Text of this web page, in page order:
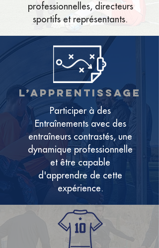
professionnelles, directeurs
sportifs et représentants.
l’apprentissage
Participer à des
Entraînements avec des
entraîneurs contrastés, une
dynamique professionnelle
et être capable
d'apprendre de cette
expérience.